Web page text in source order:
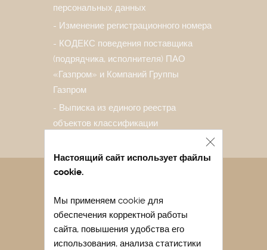
персональных данных
Изменение регистрационного номера
КОДЕКС поведения поставщика
(подрядчика, исполнителя) ПАО
«Газпром» и Компаний Группы
Газпром
Выписка из единого реестра
объектов классификации
Лечение в санатории Евпатории
Отдых в Евпатории весной
Отдых в Евпатории с детьми
Настоящий сайт использует файлы
cookie.
Мы применяем cookie для
обеспечения корректной работы
сайта, повышения удобства его
использования, анализа статистики